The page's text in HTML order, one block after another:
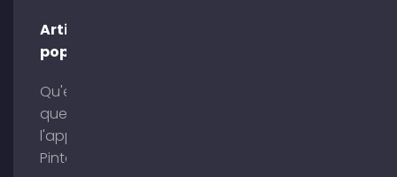
Articles
populaires
Qu'est-ce
que
l'application
Pinterest ?